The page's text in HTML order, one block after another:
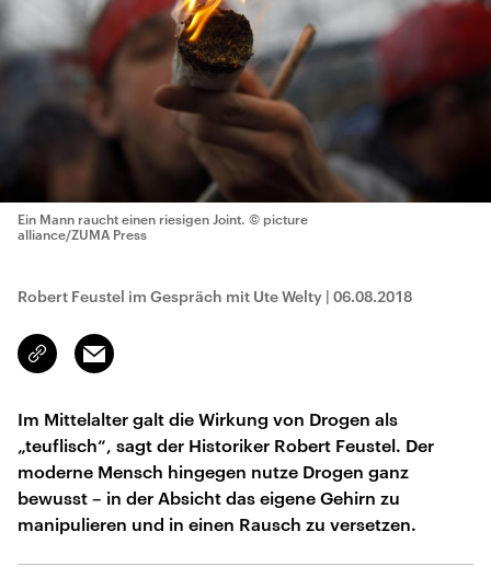
Ein Mann raucht einen riesigen Joint. © picture
alliance/ZUMA Press
Robert Feustel im Gespräch mit Ute Welty | 06.08.2018
Link
kopieren/teilen
Email
Im Mittelalter galt die Wirkung von Drogen als
„teuflisch“, sagt der Historiker Robert Feustel. Der
moderne Mensch hingegen nutze Drogen ganz
bewusst – in der Absicht das eigene Gehirn zu
manipulieren und in einen Rausch zu versetzen.